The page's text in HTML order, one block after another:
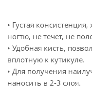
• Густая
ногтю, не течет, не
• Удобная кисть,
вплотную к кутикуле.
• Для получения
наносить в 2-3 слоя.